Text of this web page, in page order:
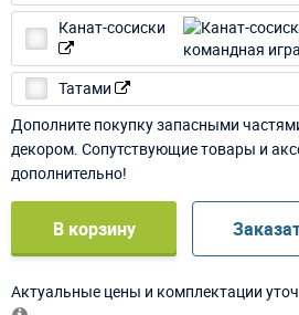
Канат-сосиски
Татами
Дополните покупку запасными
декором. Сопутствующие товары и
дополнительно!
В корзину
Актуальные цены и комплектации